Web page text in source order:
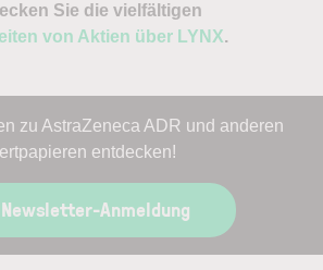
Sie die vielfältigen
von Aktien über LYNX.
zu AstraZeneca ADR und anderen
entdecken!
Anmeldung